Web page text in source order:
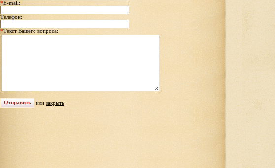
*E-mail:
Телефон:
*Текст Вашего вопроса:
или закрыть